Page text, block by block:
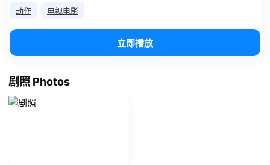
动作 电视电影
立即播放
剧照 Photos